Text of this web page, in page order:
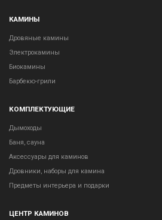
КАМИНЫ
Дровяные камины
Электрокамины
Биокамины
Барбекю-грили
КОМПЛЕКТУЮЩИЕ
Дымоходы
Баня, сауна
Аксессуары для каминов
Дровники, наборы для камина
Предметы интерьера и подарки
ЦЕНТР КАМИНОВ